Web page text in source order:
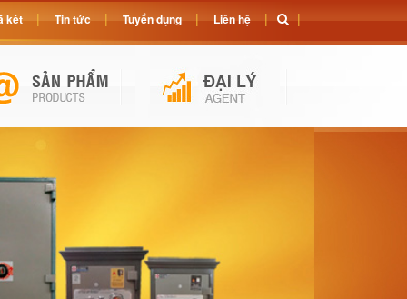
két Tin tức Tuyển dụng Liên hệ